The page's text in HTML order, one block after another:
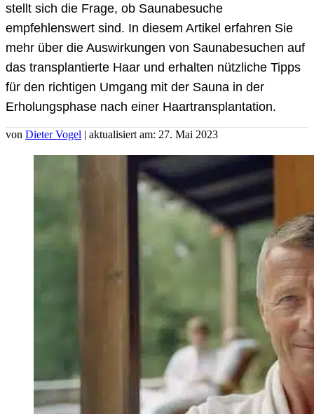
stellt sich die Frage, ob Saunabesuche
empfehlenswert sind. In diesem Artikel erfahren Sie
mehr über die Auswirkungen von Saunabesuchen auf
das transplantierte Haar und erhalten nützliche Tipps
für den richtigen Umgang mit der Sauna in der
Erholungsphase nach einer Haartransplantation.
von Dieter Vogel | aktualisiert am: 27. Mai 2023